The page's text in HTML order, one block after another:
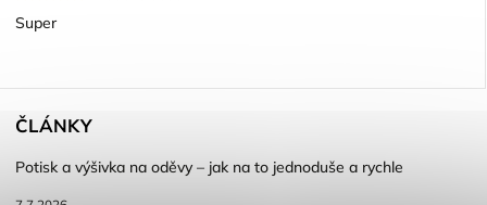
Super
ČLÁNKY
Potisk a výšivka na oděvy – jak na to jednoduše a rychle